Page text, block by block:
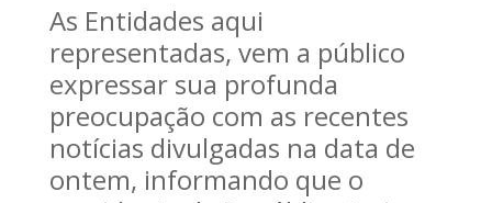
As Entidades aqui
representadas, vem a público
expressar sua profunda
preocupação com as recentes
notícias divulgadas na data de
ontem, informando que o